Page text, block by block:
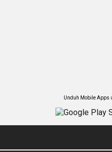
Unduh Mobile Apps